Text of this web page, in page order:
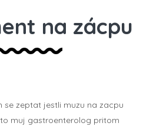
na zácpu
se zeptat jestli muzu na zacpu
muj gastroenterolog pritom